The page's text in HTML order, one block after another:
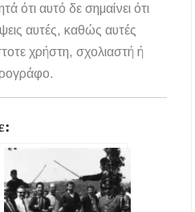
ότι αυτό δε σημαίνει ότι
αυτές, καθώς αυτές
χρήστη, σχολιαστή ή